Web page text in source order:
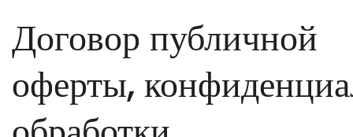
Договор публичной
оферты,